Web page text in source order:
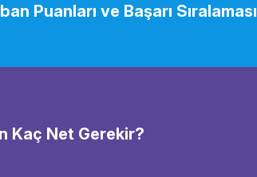
Puanları ve Başarı Sıralaması
Kaç Net Gerekir?